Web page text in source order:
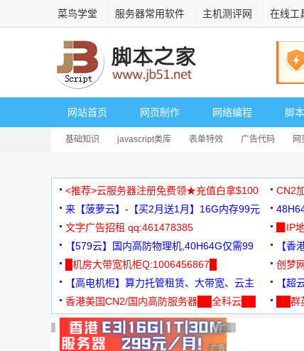
菜鸟学堂 服务器常用软件 主机测评网 在线工
网站首页 网页制作 网络编程 脚
基础知识 javascript类库 表单特效 广告代码 网
<推荐>云服务器注册免费领★充值白拿$100 CN2
来【菠萝云】-【买2月送1月】16G内存99元
文字广告招租 qq:461478385
▉IP
【579云】国内高防物理机,40H64G仅需99
元
【香
█机房大带宽机柜Q:1006456867█
创梦
88元/
【高电机柜】算力托管租赁、大带宽、云主
机
【超
香港美国CN2/国内高防服务器██全科云██
██
广告 商业广告，理性选择
广告 商业广告，理性选择
广告 商业广告，理性选择
广告 商业广告，理性选择
广告 商业广告，理性选择